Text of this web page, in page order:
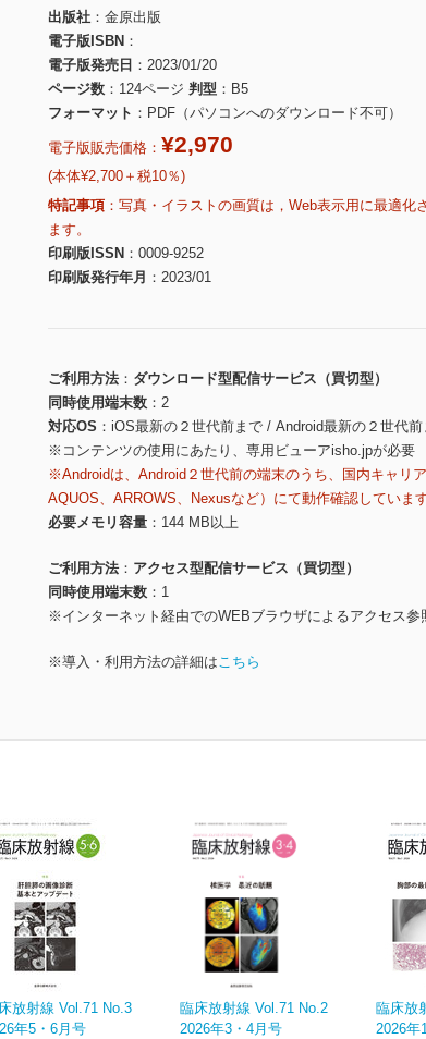
出版社
金原出版
電子版ISBN
電子版発売日
2023/01/20
ページ数
124ページ 判型
B5
フォーマット
PDF（パソコンへのダウンロード不可）
電子版販売価格： ¥2,970
(本体¥2,700＋税10％)
特記事項
写真・イラストの画質は，Web表示用に最適化
ます。
印刷版ISSN
0009-9252
印刷版発行年月
2023/01
ご利用方法
ダウンロード型配信サービス（買切型）
同時使用端末数
2
対応OS
iOS最新の２世代前まで / Android最新の２世代前
※コンテンツの使用にあたり、専用ビューアisho.jpが必要
※Androidは、Android２世代前の端末のうち、国内キャリ
AQUOS、ARROWS、Nexusなど）にて動作確認していま
必要メモリ容量
144 MB以上
ご利用方法
アクセス型配信サービス（買切型）
同時使用端末数
1
※インターネット経由でのWEBブラウザによるアクセス参
※導入・利用方法の詳細はこちら
放射線 Vol.71 No.3
年5・6月号
臨床放射線 Vol.71 No.2
2026年3・4月号
臨床放
2026年